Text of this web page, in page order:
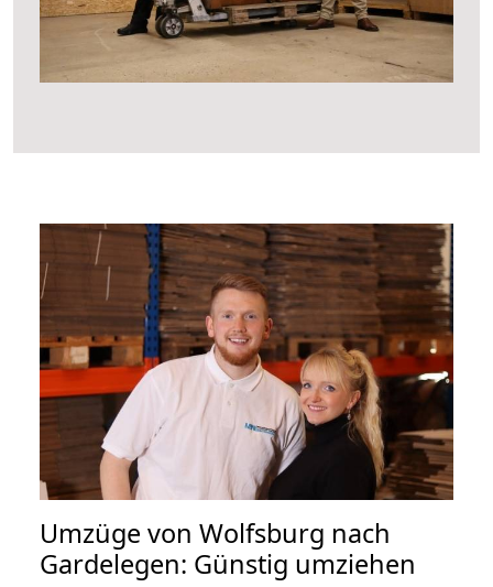
Umzüge von Wolfsburg nach
Gardelegen: Günstig umziehen